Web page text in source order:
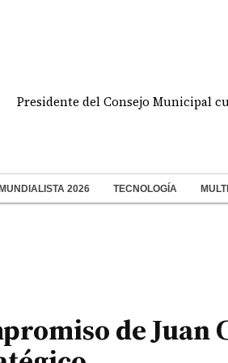
del Consejo Municipal
2026 TECNOLOGÍA
de Juan